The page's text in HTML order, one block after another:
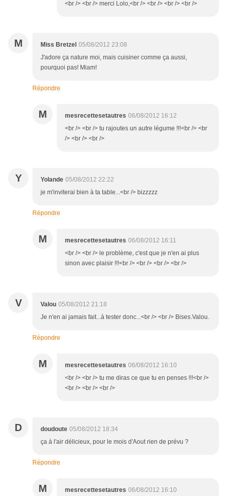
<br /> <br /> merci Lolo,<br /> <br /> <br /> <br />
M Miss Bretzel 05/08/2012 23:08
J'adore ça nature moi, mais cuisiner comme ça aussi,
pourquoi pas! Miam!
Répondre
M mesrecettesetautres 06/08/2012 16:12
<br /> <br /> tu rajoutes un autre légume !!!<br /> <br
/> <br /> <br />
Y Yolande 05/08/2012 22:22
je m'inviterai bien à ta table...<br /> bizzzzz
Répondre
M mesrecettesetautres 06/08/2012 16:11
<br /> <br /> le problème, c'est que je n'en ai plus
sinon avec plaisir !!!<br /> <br /> <br /> <br />
V Valou 05/08/2012 21:18
Je n'en ai jamais fait...à tester donc...<br /> <br /> Bises.Valou.
Répondre
M mesrecettesetautres 06/08/2012 16:10
<br /> <br /> tu me diras ce que tu en penses !!!<br />
<br /> <br /> <br />
D doudoute 05/08/2012 18:34
ça à l'air délicieux, pour le mois d'Aout rien de prévu ?
Répondre
M mesrecettesetautres 06/08/2012 16:10